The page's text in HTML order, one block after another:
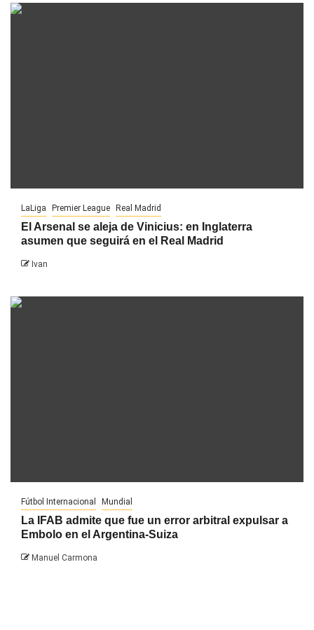
LaLiga Premier League Real Madrid
El Arsenal se aleja de Vinicius: en Inglaterra
asumen que seguirá en el Real Madrid
Ivan
Fútbol Internacional Mundial
La IFAB admite que fue un error arbitral expulsar a
Embolo en el Argentina-Suiza
Manuel Carmona